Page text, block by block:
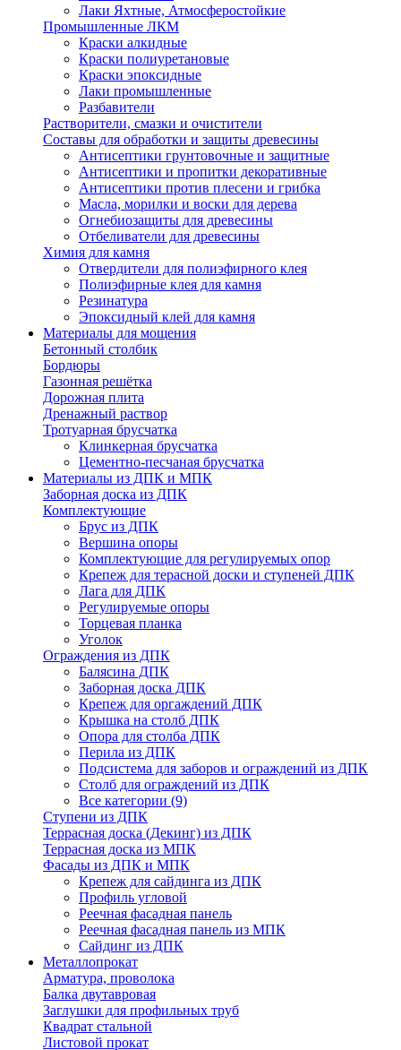
Лаки Яхтные, Атмосферостойкие
Промышленные ЛКМ
Краски алкидные
Краски полиуретановые
Краски эпоксидные
Лаки промышленные
Разбавители
Растворители, смазки и очистители
Составы для обработки и защиты древесины
Антисептики грунтовочные и защитные
Антисептики и пропитки декоративные
Антисептики против плесени и грибка
Масла, морилки и воски для дерева
Огнебиозащиты для древесины
Отбеливатели для древесины
Химия для камня
Отвердители для полиэфирного клея
Полиэфирные клея для камня
Резинатура
Эпоксидный клей для камня
Материалы для мощения
Бетонный столбик
Бордюры
Газонная решётка
Дорожная плита
Дренажный раствор
Тротуарная брусчатка
Клинкерная брусчатка
Цементно-песчаная брусчатка
Материалы из ДПК и МПК
Заборная доска из ДПК
Комплектующие
Брус из ДПК
Вершина опоры
Комплектующие для регулируемых опор
Крепеж для терасной доски и ступеней ДПК
Лага для ДПК
Регулируемые опоры
Торцевая планка
Уголок
Ограждения из ДПК
Балясина ДПК
Заборная доска ДПК
Крепеж для оргаждений ДПК
Крышка на столб ДПК
Опора для столба ДПК
Перила из ДПК
Подсистема для заборов и ограждений из ДПК
Столб для ограждений из ДПК
Все категории (9)
Ступени из ДПК
Террасная доска (Декинг) из ДПК
Террасная доска из МПК
Фасады из ДПК и МПК
Крепеж для сайдинга из ДПК
Профиль угловой
Реечная фасадная панель
Реечная фасадная панель из МПК
Сайдинг из ДПК
Металлопрокат
Арматура, проволока
Балка двутавровая
Заглушки для профильных труб
Квадрат стальной
Листовой прокат